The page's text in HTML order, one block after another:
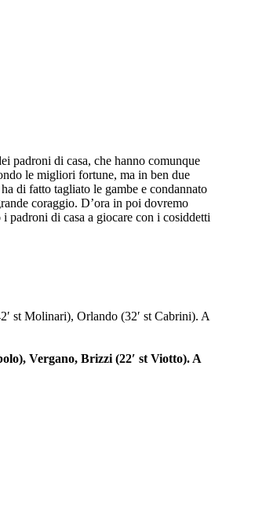
padroni di casa, che hanno comunque
le migliori fortune, ma in ben due
di fatto tagliato le gambe e condannato
coraggio. D’ora in poi dovremo
padroni di casa a giocare con i cosiddetti
st Molinari), Orlando (32′ st Cabrini). A
Vergano, Brizzi (22′ st Viotto). A